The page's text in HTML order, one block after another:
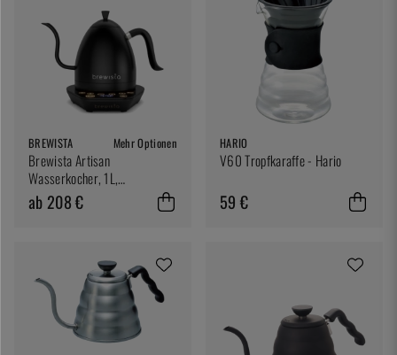
BREWISTA Mehr Optionen
Brewista Artisan
Wasserkocher, 1L,
Wasserkocher
ab 208 €
HARIO
V60 Tropfkaraffe - Hario
59 €